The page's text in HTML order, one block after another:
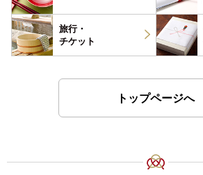
旅行・
チケット
トップページへ